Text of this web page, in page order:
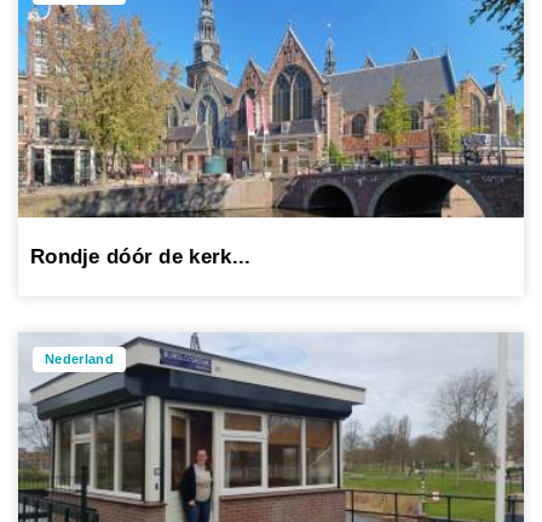
Rondje dóór de kerk...
Nederland